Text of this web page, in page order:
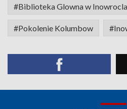
#Biblioteka Glowna w
#Pokolenie Kolumbow